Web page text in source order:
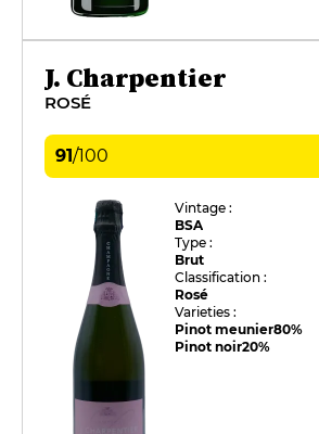
J. Charpentier
ROSÉ
91/100
Vintage :
BSA
Type :
Brut
Classification :
Rosé
Varieties :
Pinot meunier80%
Pinot noir20%